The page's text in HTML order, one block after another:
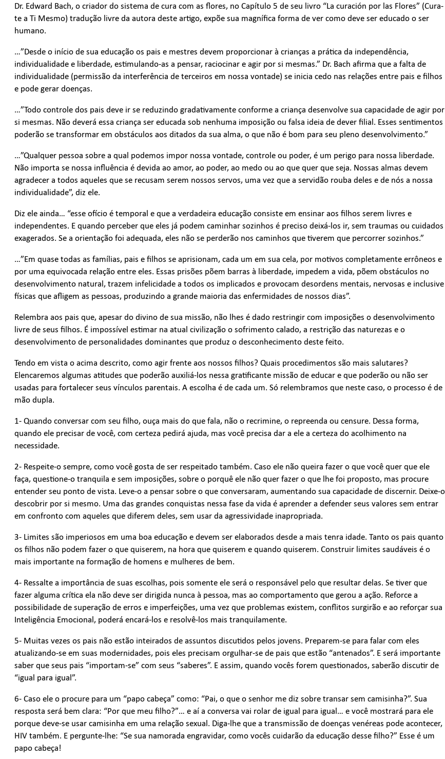
Dr. Edward Bach, o criador do sistema de cura com as flores, no Capítulo 5 de seu livro “La curación por las Flores” (Cura-
te a Ti Mesmo) tradução livre da autora deste artigo, expõe sua magnífica forma de ver como deve ser educado o ser
humano.
…”Desde o início de sua educação os pais e mestres devem proporcionar à crianças a prática da independência,
individualidade e liberdade, estimulando-as a pensar, raciocinar e agir por si mesmas.” Dr. Bach afirma que a falta de
individualidade (permissão da interferência de terceiros em nossa vontade) se inicia cedo nas relações entre pais e filhos
e pode gerar doenças.
…”Todo controle dos pais deve ir se reduzindo gradativamente conforme a criança desenvolve sua capacidade de agir por
si mesmas. Não deverá essa criança ser educada sob nenhuma imposição ou falsa ideia de dever filial. Esses sentimentos
poderão se transformar em obstáculos aos ditados da sua alma, o que não é bom para seu pleno desenvolvimento.”
…”Qualquer pessoa sobre a qual podemos impor nossa vontade, controle ou poder, é um perigo para nossa liberdade.
Não importa se nossa influência é devida ao amor, ao poder, ao medo ou ao que quer que seja. Nossas almas devem
agradecer a todos aqueles que se recusam serem nossos servos, uma vez que a servidão rouba deles e de nós a nossa
individualidade”, diz ele.
Diz ele ainda… “esse ofício é temporal e que a verdadeira educação consiste em ensinar aos filhos serem livres e
independentes. E quando perceber que eles já podem caminhar sozinhos é preciso deixá-los ir, sem traumas ou cuidados
exagerados. Se a orientação foi adequada, eles não se perderão nos caminhos que tiverem que percorrer sozinhos.”
…”Em quase todas as famílias, pais e filhos se aprisionam, cada um em sua cela, por motivos completamente errôneos e
por uma equivocada relação entre eles. Essas prisões põem barras à liberdade, impedem a vida, põem obstáculos no
desenvolvimento natural, trazem infelicidade a todos os implicados e provocam desordens mentais, nervosas e inclusive
físicas que afligem as pessoas, produzindo a grande maioria das enfermidades de nossos dias”.
Relembra aos pais que, apesar do divino de sua missão, não lhes é dado restringir com imposições o desenvolvimento
livre de seus filhos. É impossível estimar na atual civilização o sofrimento calado, a restrição das naturezas e o
desenvolvimento de personalidades dominantes que produz o desconhecimento deste feito.
Tendo em vista o acima descrito, como agir frente aos nossos filhos? Quais procedimentos são mais salutares?
Elencaremos algumas atitudes que poderão auxiliá-los nessa gratificante missão de educar e que poderão ou não ser
usadas para fortalecer seus vínculos parentais. A escolha é de cada um. Só relembramos que neste caso, o processo é de
mão dupla.
1- Quando conversar com seu filho, ouça mais do que fala, não o recrimine, o repreenda ou censure. Dessa forma,
quando ele precisar de você, com certeza pedirá ajuda, mas você precisa dar a ele a certeza do acolhimento na
necessidade.
2- Respeite-o sempre, como você gosta de ser respeitado também. Caso ele não queira fazer o que você quer que ele
faça, questione-o tranquila e sem imposições, sobre o porquê ele não quer fazer o que lhe foi proposto, mas procure
entender seu ponto de vista. Leve-o a pensar sobre o que conversaram, aumentando sua capacidade de discernir. Deixe-o
descobrir por si mesmo. Uma das grandes conquistas nessa fase da vida é aprender a defender seus valores sem entrar
em confronto com aqueles que diferem deles, sem usar da agressividade inapropriada.
3- Limites são imperiosos em uma boa educação e devem ser elaborados desde a mais tenra idade. Tanto os pais quanto
os filhos não podem fazer o que quiserem, na hora que quiserem e quando quiserem. Construir limites saudáveis é o
mais importante na formação de homens e mulheres de bem.
4- Ressalte a importância de suas escolhas, pois somente ele será o responsável pelo que resultar delas. Se tiver que
fazer alguma crítica ela não deve ser dirigida nunca à pessoa, mas ao comportamento que gerou a ação. Reforce a
possibilidade de superação de erros e imperfeições, uma vez que problemas existem, conflitos surgirão e ao reforçar sua
Inteligência Emocional, poderá encará-los e resolvê-los mais tranquilamente.
5- Muitas vezes os pais não estão inteirados de assuntos discutidos pelos jovens. Preparem-se para falar com eles
atualizando-se em suas modernidades, pois eles precisam orgulhar-se de pais que estão “antenados”. E será importante
saber que seus pais “importam-se” com seus “saberes”. E assim, quando vocês forem questionados, saberão discutir de
“igual para igual”.
6- Caso ele o procure para um “papo cabeça” como: “Pai, o que o senhor me diz sobre transar sem camisinha?”. Sua
resposta será bem clara: “Por que meu filho?”… e aí a conversa vai rolar de igual para igual… e você mostrará para ele
porque deve-se usar camisinha em uma relação sexual. Diga-lhe que a transmissão de doenças venéreas pode acontecer,
HIV também. E pergunte-lhe: “Se sua namorada engravidar, como vocês cuidarão da educação desse filho?” Esse é um
papo cabeça!